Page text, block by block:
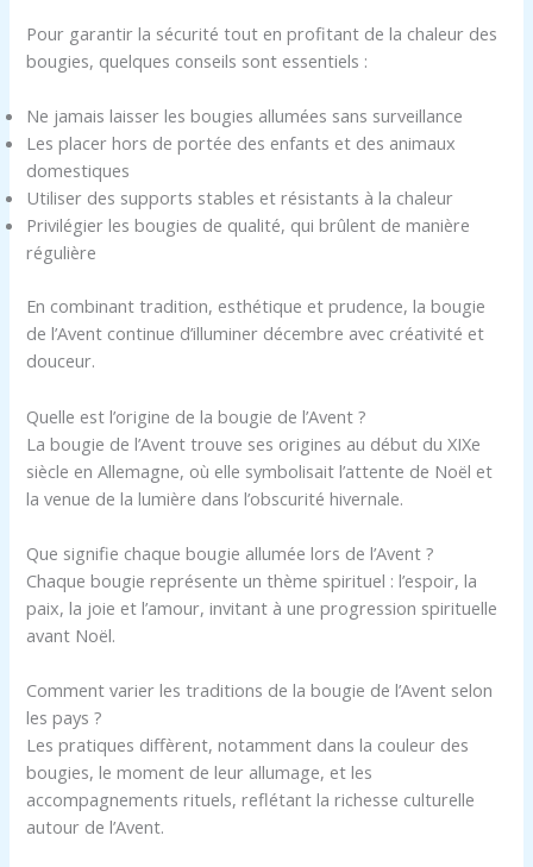
Pour garantir la sécurité tout en profitant de la chaleur des
bougies, quelques conseils sont essentiels :
Ne jamais laisser les bougies allumées sans surveillance
Les placer hors de portée des enfants et des animaux
domestiques
Utiliser des supports stables et résistants à la chaleur
Privilégier les bougies de qualité, qui brûlent de manière
régulière
En combinant tradition, esthétique et prudence, la bougie
de l’Avent continue d’illuminer décembre avec créativité et
douceur.
Quelle est l’origine de la bougie de l’Avent ?
La bougie de l’Avent trouve ses origines au début du XIXe
siècle en Allemagne, où elle symbolisait l’attente de Noël et
la venue de la lumière dans l’obscurité hivernale.
Que signifie chaque bougie allumée lors de l’Avent ?
Chaque bougie représente un thème spirituel : l’espoir, la
paix, la joie et l’amour, invitant à une progression spirituelle
avant Noël.
Comment varier les traditions de la bougie de l’Avent selon
les pays ?
Les pratiques diffèrent, notamment dans la couleur des
bougies, le moment de leur allumage, et les
accompagnements rituels, reflétant la richesse culturelle
autour de l’Avent.